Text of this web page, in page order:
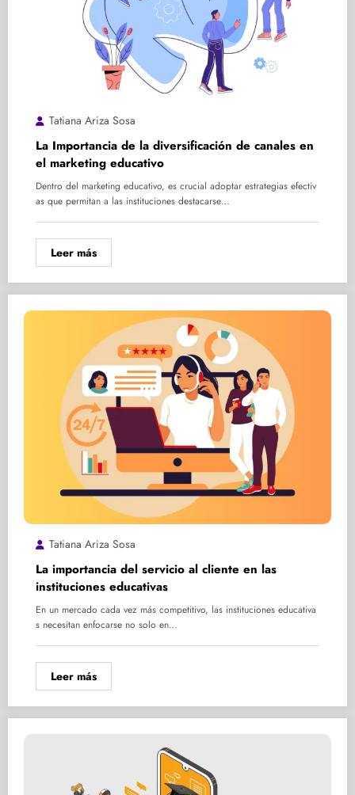
Tatiana Ariza Sosa
La Importancia de la diversificación de canales en
el marketing educativo
Dentro del marketing educativo, es crucial adoptar estrategias efectiv
as que permitan a las instituciones destacarse…
Leer más
Tatiana Ariza Sosa
La importancia del servicio al cliente en las
instituciones educativas
En un mercado cada vez más competitivo, las instituciones educativa
s necesitan enfocarse no solo en…
Leer más